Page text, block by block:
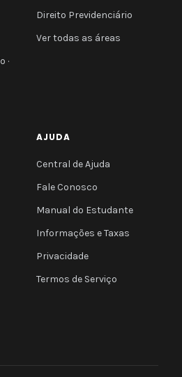
·
Direito Previdenciário
Ver todas as áreas
AJUDA
Central de Ajuda
Fale Conosco
Manual do Estudante
Informações e Taxas
Privacidade
Termos de Serviço